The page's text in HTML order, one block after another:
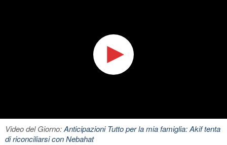
Video del Giorno:Anticipazioni Tutto per la mia famiglia: Akif tenta
di riconciliarsi con Nebahat